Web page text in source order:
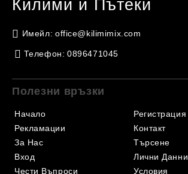
Килими и Пътеки
Имейл: office@kilimimix.com
Телефон: 0896471045
Полезни връзки
Начало
Рекламации
За Нас
Вход
Чести Въпроси
Регистрация
Контакт
Търсене
Лични Данни
Условия